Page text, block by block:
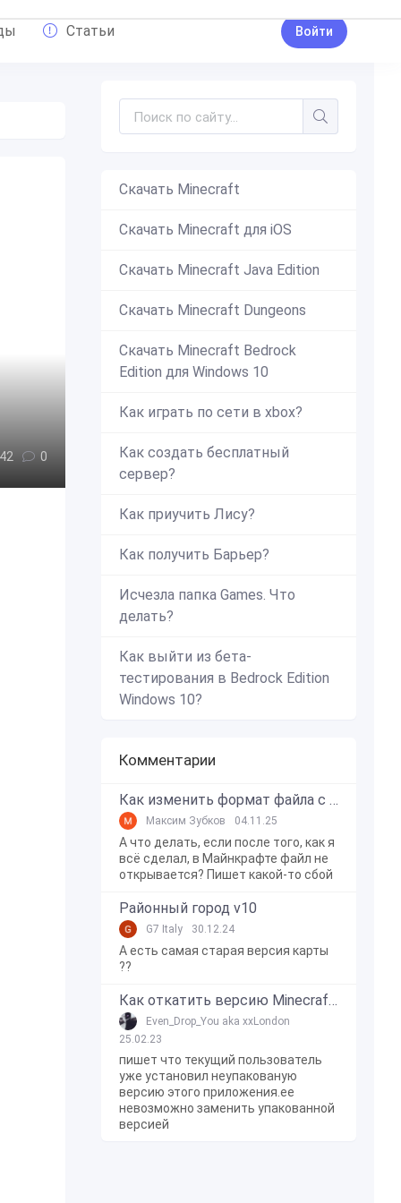
Статьи Войти
0
Скачать Minecraft
Скачать Minecraft для iOS
Скачать Minecraft Java Edition
Скачать Minecraft Dungeons
Скачать Minecraft Bedrock
Edition для Windows 10
Как играть по сети в xbox?
Как создать бесплатный
сервер?
Как приучить Лису?
Как получить Барьер?
Исчезла папка Games. Что
делать?
Как выйти из бета-
тестирования в Bedrock Edition
Windows 10?
Комментарии
Как изменить формат файла с zip в mcworld?
Максим Зубков 04.11.25
А что делать, если после того, как я
всё сделал, в Майнкрафте файл не
открывается? Пишет какой-то сбой
Районный город v10
G7 Italy 30.12.24
А есть самая старая версия карты
??
Как откатить версию Minecraft Bedrock Edition на Windows 10?
Even_Drop_You aka xxLondon
25.02.23
пишет что текущий пользователь
уже установил неупакованую
версию этого приложения.ее
невозможно заменить упакованной
версией